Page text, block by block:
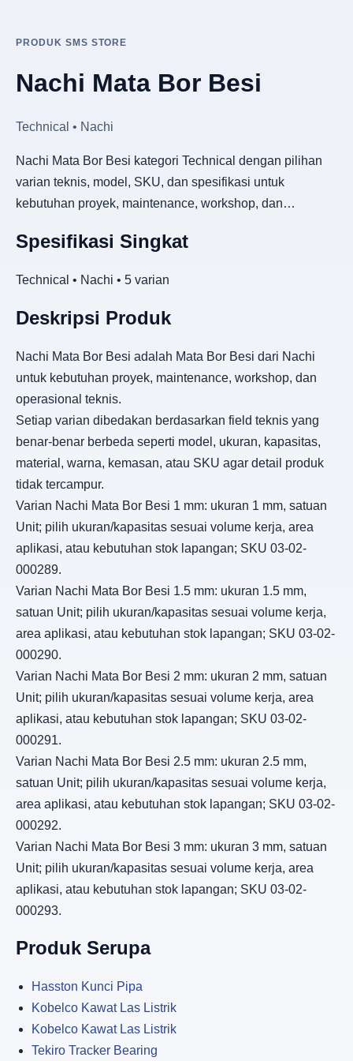
PRODUK SMS STORE
Nachi Mata Bor Besi
Technical • Nachi
Nachi Mata Bor Besi kategori Technical dengan pilihan
varian teknis, model, SKU, dan spesifikasi untuk
kebutuhan proyek, maintenance, workshop, dan…
Spesifikasi Singkat
Technical • Nachi • 5 varian
Deskripsi Produk
Nachi Mata Bor Besi adalah Mata Bor Besi dari Nachi
untuk kebutuhan proyek, maintenance, workshop, dan
operasional teknis.
Setiap varian dibedakan berdasarkan field teknis yang
benar-benar berbeda seperti model, ukuran, kapasitas,
material, warna, kemasan, atau SKU agar detail produk
tidak tercampur.
Varian Nachi Mata Bor Besi 1 mm: ukuran 1 mm, satuan
Unit; pilih ukuran/kapasitas sesuai volume kerja, area
aplikasi, atau kebutuhan stok lapangan; SKU 03-02-
000289.
Varian Nachi Mata Bor Besi 1.5 mm: ukuran 1.5 mm,
satuan Unit; pilih ukuran/kapasitas sesuai volume kerja,
area aplikasi, atau kebutuhan stok lapangan; SKU 03-02-
000290.
Varian Nachi Mata Bor Besi 2 mm: ukuran 2 mm, satuan
Unit; pilih ukuran/kapasitas sesuai volume kerja, area
aplikasi, atau kebutuhan stok lapangan; SKU 03-02-
000291.
Varian Nachi Mata Bor Besi 2.5 mm: ukuran 2.5 mm,
satuan Unit; pilih ukuran/kapasitas sesuai volume kerja,
area aplikasi, atau kebutuhan stok lapangan; SKU 03-02-
000292.
Varian Nachi Mata Bor Besi 3 mm: ukuran 3 mm, satuan
Unit; pilih ukuran/kapasitas sesuai volume kerja, area
aplikasi, atau kebutuhan stok lapangan; SKU 03-02-
000293.
Produk Serupa
Hasston Kunci Pipa
Kobelco Kawat Las Listrik
Kobelco Kawat Las Listrik
Tekiro Tracker Bearing